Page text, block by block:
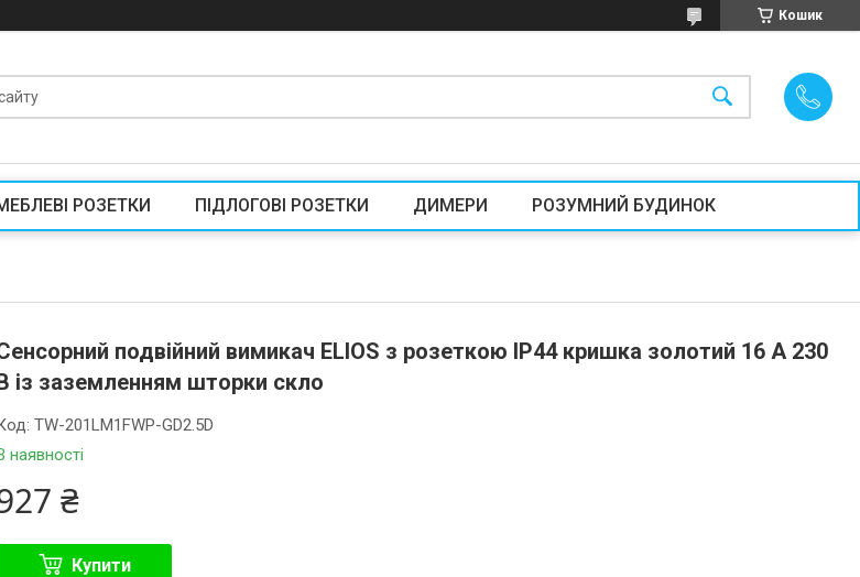
Кошик
РОЗЕТКИ ПІДЛОГОВІ РОЗЕТКИ ДИМЕРИ РОЗУМНИЙ БУДИНОК
подвійний вимикач ELIOS з розеткою IP44 кришка золотий 16 А 230
із заземленням шторки скло
наявності
TW-201LM1FWP-GD2.5D
₴
Купити